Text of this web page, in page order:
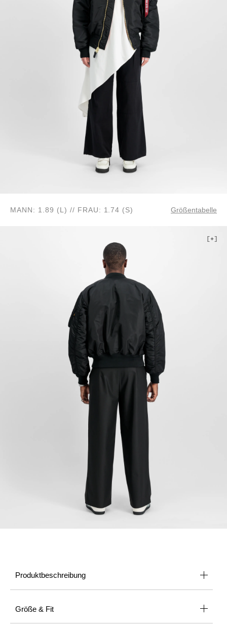
MANN: 1.89 (L) // FRAU: 1.74 (S) Größentabelle
Produktbeschreibung
Größe & Fit